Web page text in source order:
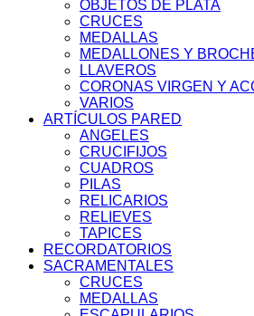
OBJETOS DE PLATA
CRUCES
MEDALLAS
MEDALLONES Y
LLAVEROS
CORONAS VIRGEN Y
VARIOS
ARTÍCULOS PARED
ANGELES
CRUCIFIJOS
CUADROS
PILAS
RELICARIOS
RELIEVES
TAPICES
RECORDATORIOS
SACRAMENTALES
CRUCES
MEDALLAS